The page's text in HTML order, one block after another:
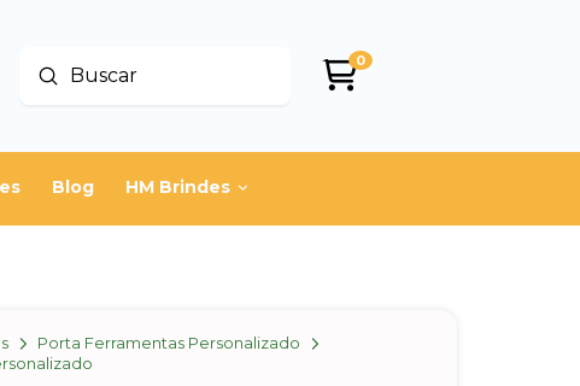
Buscar
Enviar
0
Blog HM Brindes
Porta Ferramentas Personalizado